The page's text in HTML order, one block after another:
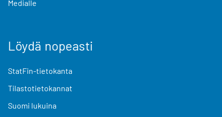
Medialle
Löydä nopeasti
StatFin-tietokanta
Tilastotietokannat
Suomi lukuina